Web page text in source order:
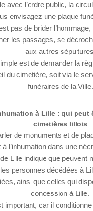
avec l’ordre public, la
envisagez une plaque
pas de brider
les passages, se
aux autres
est de demander la
du cimetière, soit via le
funéraires de la Ville.
à Lille : qui peut
cimetières lillois
de monuments et de
à l’inhumation dans une
Lille indique que peuvent
personnes décédées à
ainsi que celles qui
concession à Lille.
important, car il conditionne